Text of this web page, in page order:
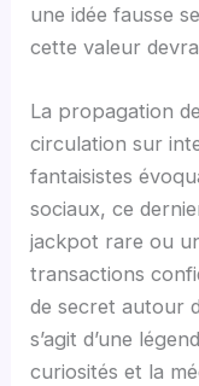
une idée fausse
cette valeur
La propagation
circulation sur
fantaisistes
sociaux, ce
jackpot rare ou
transactions
de secret autour
s’agit d’une
curiosités et la